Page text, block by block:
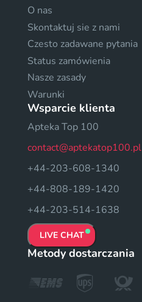
O nas
Skontaktuj sie z nami
Czesto zadawane pytania
Status zamówienia
Nasze zasady
Warunki
Wsparcie klienta
Apteka Top 100
contact@aptekatop100.pl
+44-203-608-1340
+44-808-189-1420
+44-203-514-1638
LIVE CHAT
Metody dostarczania